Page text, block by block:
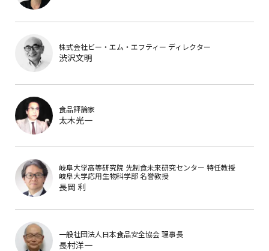
株式会社ビー・エム・エフティー ディレクター
渋沢文明
食品評論家
太木光一
岐阜大学高等研究院 先制食未来研究センター 特任教授
岐阜大学応用生物科学部 名誉教授
長岡 利
一般社団法人日本食品安全協会 理事長
長村洋一